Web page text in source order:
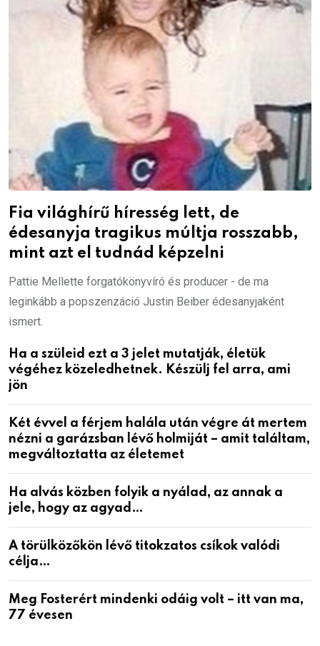
Fia világhírű híresség lett, de
édesanyja tragikus múltja rosszabb,
mint azt el tudnád képzelni
Pattie Mellette forgatókönyvíró és producer - de ma
leginkább a popszenzáció Justin Beiber édesanyjaként
ismert.
Ha a szüleid ezt a 3 jelet mutatják, életük
végéhez közeledhetnek. Készülj fel arra, ami
jön
Két évvel a férjem halála után végre át mertem
nézni a garázsban lévő holmiját – amit találtam,
megváltoztatta az életemet
Ha alvás közben folyik a nyálad, az annak a
jele, hogy az agyad…
A törülközőkön lévő titokzatos csíkok valódi
célja…
Meg Fosterért mindenki odáig volt – itt van ma,
77 évesen